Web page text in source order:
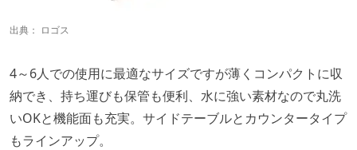
出典： ロゴス
4～6人での使用に最適なサイズですが薄くコンパクトに収
納でき、持ち運びも保管も便利、水に強い素材なので丸洗
いOKと機能面も充実。サイドテーブルとカウンタータイプ
もラインアップ。